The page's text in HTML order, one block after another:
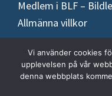
Medlem i BLF –
Allmänna villkor
Copyright ©
Vi använder cookies
upplevelsen på vår
denna webbplats